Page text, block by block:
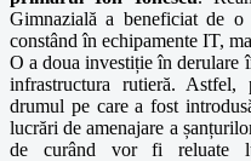
Gimnazială a beneficiat de
constând în echipamente IT,
O a doua investiție în derulare
infrastructura rutieră.
drumul pe care a fost
lucrări de amenajare a
de curând vor fi reluate